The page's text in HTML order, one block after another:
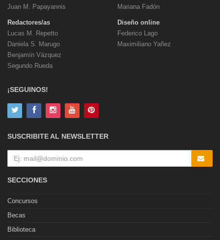
Juan M. Papayannis
Redactores/as
Lucas M. Repetto
Daniela S. Marugo
Benjamín Vázquez
Segundo Rueda
Mariana Fadón
Diseño online
Federico Lago
Maximiliano Yañez
¡SEGUINOS!
SUSCRIBITE AL NEWSLETTER
SECCIONES
Concursos
Becas
Biblioteca